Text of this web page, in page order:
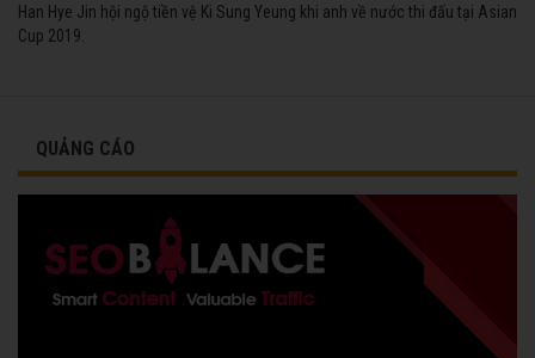
Han Hye Jin hội ngộ tiền vệ Ki Sung Yeung khi anh về nước thi đấu tại Asian
Cup 2019.
QUẢNG CÁO